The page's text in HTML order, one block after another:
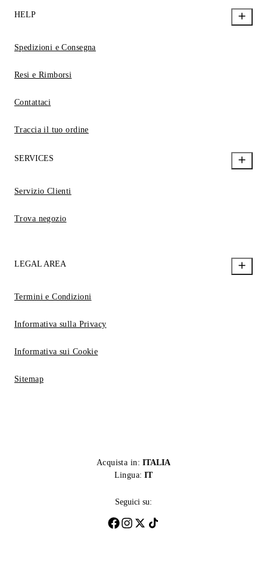
HELP
Spedizioni e Consegna
Resi e Rimborsi
Contattaci
Traccia il tuo ordine
SERVICES
Servizio Clienti
Trova negozio
LEGAL AREA
Termini e Condizioni
Informativa sulla Privacy
Informativa sui Cookie
Sitemap
Acquista in: ITALIA
Lingua: IT
Seguici su: